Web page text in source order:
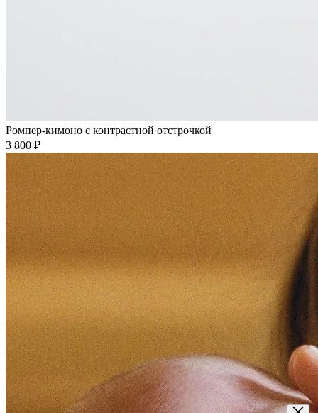
Ромпер-кимоно с контрастной отстрочкой
3 800 ₽